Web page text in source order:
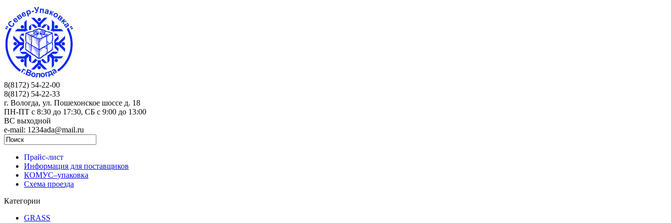
8(8172) 54-22-00
8(8172) 54-22-33
г. Вологда, ул. Пошехонское шоссе д. 18
ПН-ПТ c 8:30 до 17:30, СБ с 9:00 до 13:00
ВС выходной
e-mail: 1234ada@mail.ru
Прайс-лист
Информация для поставщиков
КОМУС–упаковка
Схема проезда
Категории
GRASS